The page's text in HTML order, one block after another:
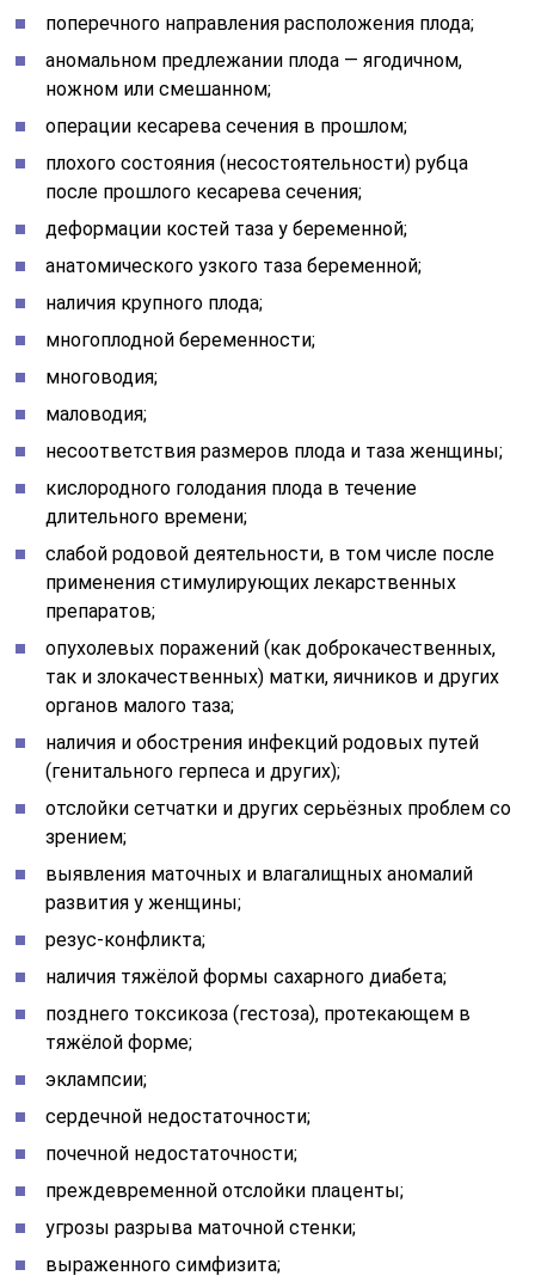
поперечного направления расположения плода;
аномальном предлежании плода — ягодичном,
ножном или смешанном;
операции кесарева сечения в прошлом;
плохого состояния (несостоятельности) рубца
после прошлого кесарева сечения;
деформации костей таза у беременной;
анатомического узкого таза беременной;
наличия крупного плода;
многоплодной беременности;
многоводия;
маловодия;
несоответствия размеров плода и таза женщины;
кислородного голодания плода в течение
длительного времени;
слабой родовой деятельности, в том числе после
применения стимулирующих лекарственных
препаратов;
опухолевых поражений (как доброкачественных,
так и злокачественных) матки, яичников и других
органов малого таза;
наличия и обострения инфекций родовых путей
(генитального герпеса и других);
отслойки сетчатки и других серьёзных проблем со
зрением;
выявления маточных и влагалищных аномалий
развития у женщины;
резус-конфликта;
наличия тяжёлой формы сахарного диабета;
позднего токсикоза (гестоза), протекающем в
тяжёлой форме;
эклампсии;
сердечной недостаточности;
почечной недостаточности;
преждевременной отслойки плаценты;
угрозы разрыва маточной стенки;
выраженного симфизита;